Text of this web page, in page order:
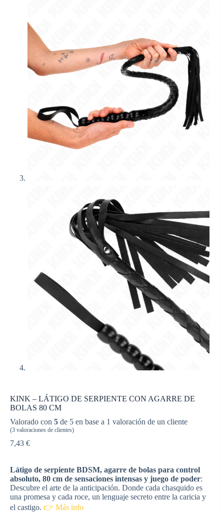
KINK – LÁTIGO DE SERPIENTE CON AGARRE DE
BOLAS 80 CM
Valorado con 5 de 5 en base a 1 valoración de un cliente
(3 valoraciones de clientes)
7,43 €
Látigo de serpiente BDSM, agarre de bolas para control
absoluto, 80 cm de sensaciones intensas y juego de poder:
Descubre el arte de la anticipación. Donde cada chasquido es
una promesa y cada roce, un lenguaje secreto entre la caricia y
el castigo. 👉 Más info